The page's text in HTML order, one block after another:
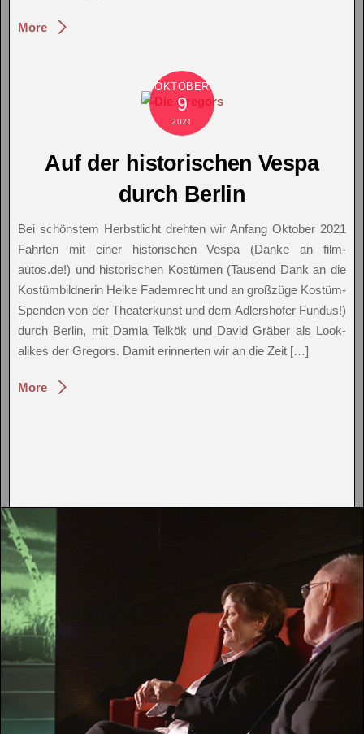
More
OKTOBER
9
2021
Auf der historischen Vespa
durch Berlin
Bei schönstem Herbstlicht drehten wir Anfang Oktober 2021
Fahrten mit einer historischen Vespa (Danke an film-
autos.de!) und historischen Kostümen (Tausend Dank an die
Kostümbildnerin Heike Fademrecht und an großzüge Kostüm-
Spenden von der Theaterkunst und dem Adlershofer Fundus!)
durch Berlin, mit Damla Telkök und David Gräber als Look-
alikes der Gregors. Damit erinnerten wir an die Zeit […]
More